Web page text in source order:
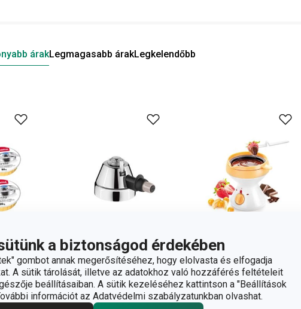
a biztonságod érdekében
gombot annak megerősítéséhez, hogy elolvasta és elfogadja
A sütik tárolását, illetve az adatokhoz való hozzáférés feltételeit
beállításaiban. A sütik kezeléséhez kattintson a "Beállítások
információt az Adatvédelmi szabályzatunkban olvashat.
árakLegmagasabb árakLegkelendőbb
SIESTA gázrózsa
DELÍCIA csokoládé
fondue